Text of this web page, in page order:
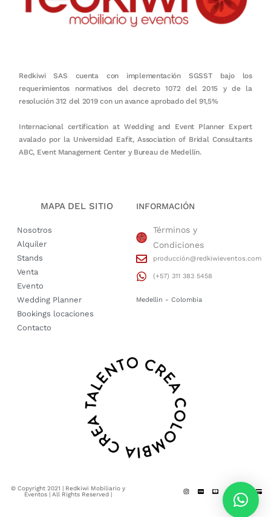
Redkiwi SAS cuenta con implementación SGSST bajo los
requerimientos normativos del decreto 1072 del 2015 y de la
resolución 312 del 2019 con un avance aprobado del 91,5%
Internacional certification at Wedding and Event Planner Expert
avalado por la Universidad Eafit, Association of Bridal Consultants
ABC, Event Management Center y Bureau de Medellín.
MAPA DEL SITIO
Nosotros
Alquiler
Stands
Venta
Evento
Wedding Planner
Bookings locaciones
Contacto
INFORMACIÓN
Términos y
Condiciones
producción@redkiwieventos.com
(+57) 311 383 5458
Medellin - Colombia
© Copyright 2021 | Redkiwi Mobiliario y
Eventos | All Rights Reserved |